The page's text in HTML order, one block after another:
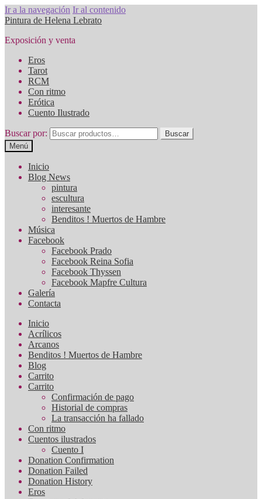
Ir a la navegación Ir al contenido
Pintura de Helena Lebrato
Exposición y venta
Eros
Tarot
RCM
Con ritmo
Erótica
Cuento Ilustrado
Buscar por:
Buscar
Menú
Inicio
Blog News
pintura
escultura
interesante
Benditos ! Muertos de Hambre
Música
Facebook
Facebook Prado
Facebook Reina Sofia
Facebook Thyssen
Facebook Mapfre Cultura
Galería
Contacta
Inicio
Acrílicos
Arcanos
Benditos ! Muertos de Hambre
Blog
Carrito
Carrito
Confirmación de pago
Historial de compras
La transacción ha fallado
Con ritmo
Cuentos ilustrados
Cuento I
Donation Confirmation
Donation Failed
Donation History
Eros